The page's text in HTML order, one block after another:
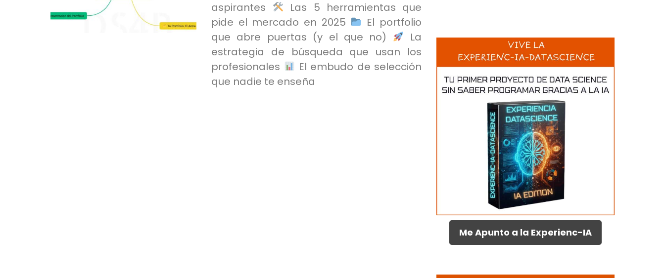
aspirantes
Las 5 herramientas que
pide el mercado en 2025
El portfolio
que abre puertas (y el que no)
La
estrategia de búsqueda que usan los
profesionales
El embudo de selección
que nadie te enseña
Me Apunto a la Experienc-IA